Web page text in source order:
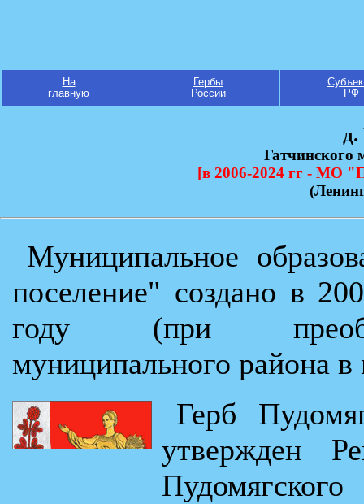
На
главную
Гербы
России
РФ
Гатчинского
[в 2006-2024 гг - МО
Муниципальное
поселение" создано в
году (при
муниципального района
Герб
утвержден